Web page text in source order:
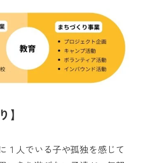
】
１人でいる子や孤独を感じて